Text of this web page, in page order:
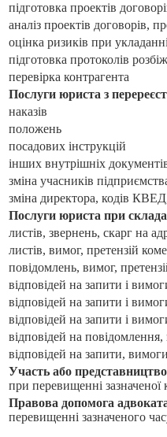
підготовка проектів
аналіз проектів договорів,
оцінка ризиків при
підготовка протоколів
перевірка контрагента
Послуги юриста з
наказів
положень
посадових інструкцій
інших внутрішніх
зміна учасників
зміна директора, кодів
Послуги юриста при
листів, звернень, скарг на
листів, вимог, претензій
повідомлень, вимог,
відповідей на запити і
відповідей на запити і
відповідей на запити і
відповідей на повідомлення,
відповідей на запити,
Участь або
при перевищенні
Правова допомога
перевищенні зазначеного